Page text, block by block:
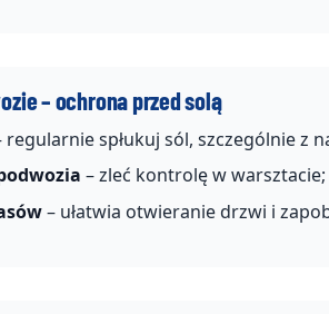
– ochrona przed solą
regularnie spłukuj sól, szczególnie z
– zleć kontrolę w
– ułatwia otwieranie drzwi i